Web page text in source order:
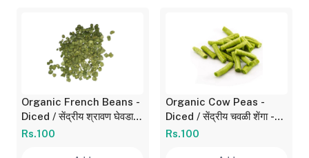
Organic French Beans -
Diced / सेंद्रीय श्रावण घेवडा -
Rs.100
Organic Cow Peas -
Diced / सेंद्रीय चवळी शेंगा -
Rs.100